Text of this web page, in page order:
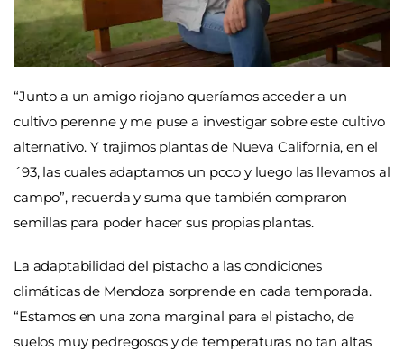
“Junto a un amigo riojano queríamos acceder a un
cultivo perenne y me puse a investigar sobre este cultivo
alternativo. Y trajimos plantas de Nueva California, en el
´93, las cuales adaptamos un poco y luego las llevamos al
campo”, recuerda y suma que también compraron
semillas para poder hacer sus propias plantas.
La adaptabilidad del pistacho a las condiciones
climáticas de Mendoza sorprende en cada temporada.
“Estamos en una zona marginal para el pistacho, de
suelos muy pedregosos y de temperaturas no tan altas